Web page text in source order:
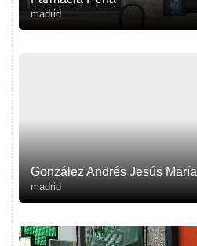
madrid
González Andrés Jesús María
madrid